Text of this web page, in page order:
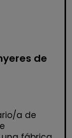
de
a de